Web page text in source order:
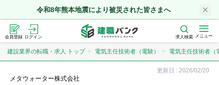
令和8年熊本地震により被災された皆さまへ
会員登録 ログイン 求人検索 メニュー
建設業界の転職・求人 トップ 電気主任技術者（電験） 電気主任技術者（
更新日 : 2026/02/20
メタウォーター株式会社